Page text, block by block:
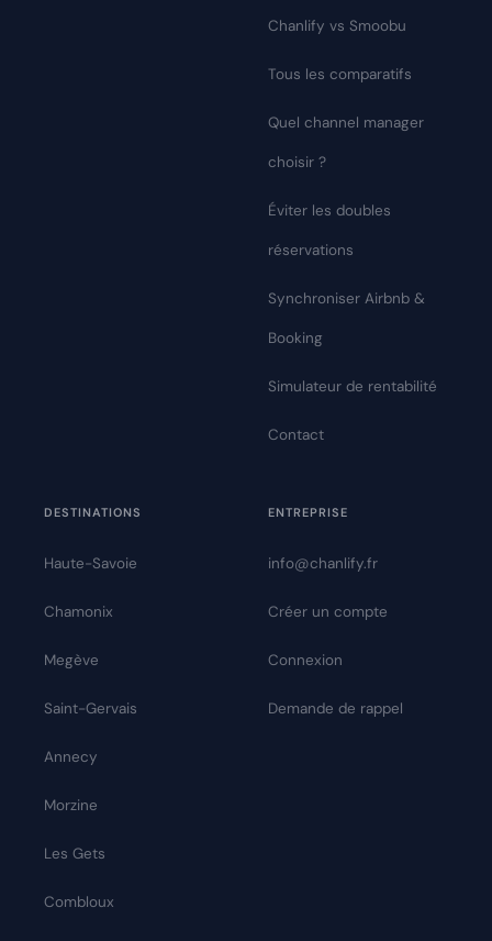
Chanlify vs Smoobu
Tous les comparatifs
Quel channel manager
choisir ?
Éviter les doubles
réservations
Synchroniser Airbnb &
Booking
Simulateur de rentabilité
Contact
DESTINATIONS
Haute-Savoie
Chamonix
Megève
Saint-Gervais
Annecy
Morzine
Les Gets
Combloux
ENTREPRISE
info@chanlify.fr
Créer un compte
Connexion
Demande de rappel